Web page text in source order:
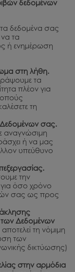
δεδομένων
δεδομένα σας
τα
ή ενημέρωση
στη λήθη.
τα
πλέον για
τη
Δεδομένων σας.
αναγνώσιμη
ή να μας
υπεύθυνο
την
όσο χρόνο
σας ως προς
των Δεδομένων
τη νόμιμη
των
δικτύωσης)
στην αρμόδια